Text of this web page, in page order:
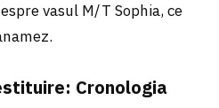
vasul M/T Sophia, ce
Cronologia